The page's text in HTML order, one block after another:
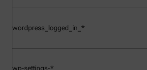
wordpress_logged_in_*
wp-settings-*